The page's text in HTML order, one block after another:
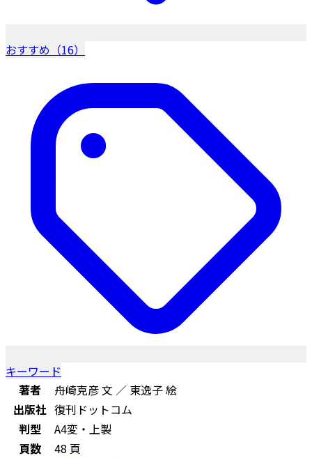
おすすめ（16）
キーワード
著者
舟崎克彦 文 ／ 東逸子 絵
出版社 復刊ドットコム
判型
A4変・上製
頁数
48 頁